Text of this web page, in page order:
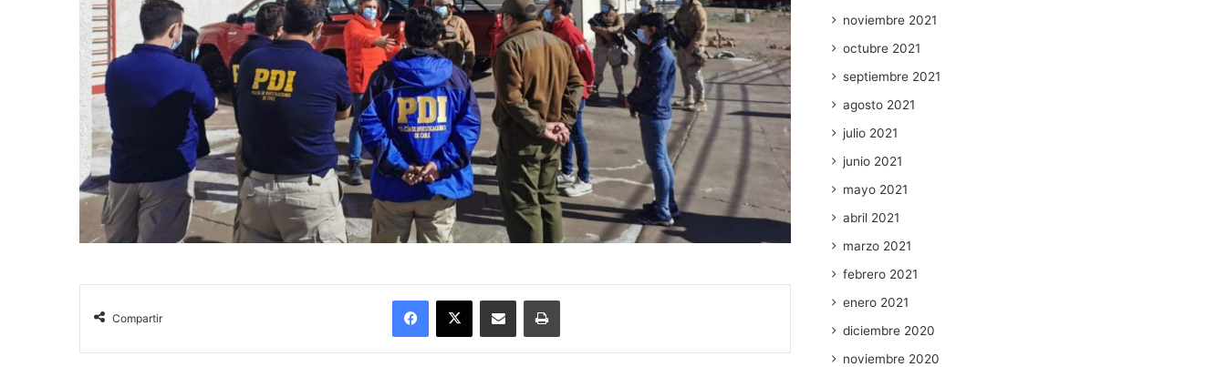
Compartir
Facebook
X Enviar vía email Imprimir
noviembre 2021
octubre 2021
septiembre 2021
agosto 2021
julio 2021
junio 2021
mayo 2021
abril 2021
marzo 2021
febrero 2021
enero 2021
diciembre 2020
noviembre 2020